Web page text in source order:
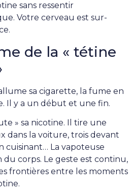
sans ressentir
Votre cerveau est sur-
de la « tétine
sa cigarette, la fume en
Il y a un début et une fin.
» sa nicotine. Il tire une
dans la voiture, trois devant
cuisinant… La vapoteuse
corps. Le geste est continu,
frontières entre les moments